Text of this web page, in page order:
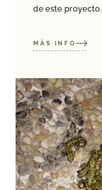
de este proyecto.
MÁS INFO